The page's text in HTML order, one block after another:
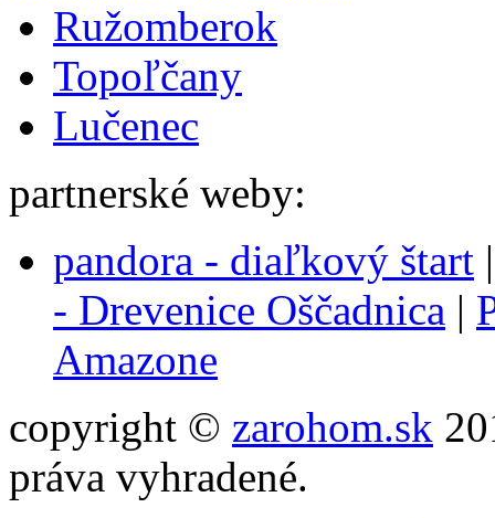
Ružomberok
Topoľčany
Lučenec
partnerské weby:
pandora - diaľkový štart
- Drevenice Oščadnica |
Amazone
copyright © zarohom.sk
práva vyhradené.